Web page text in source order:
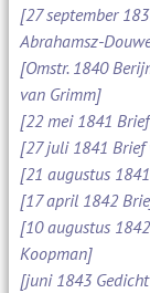
[27 september
Abrahamsz-
[Omstr. 1840
van Grimm]
[22 mei 1841
[27 juli 1841 Brief
[21 augustus
[17 april 1842
[10 augustus
Koopman]
[juni 1843